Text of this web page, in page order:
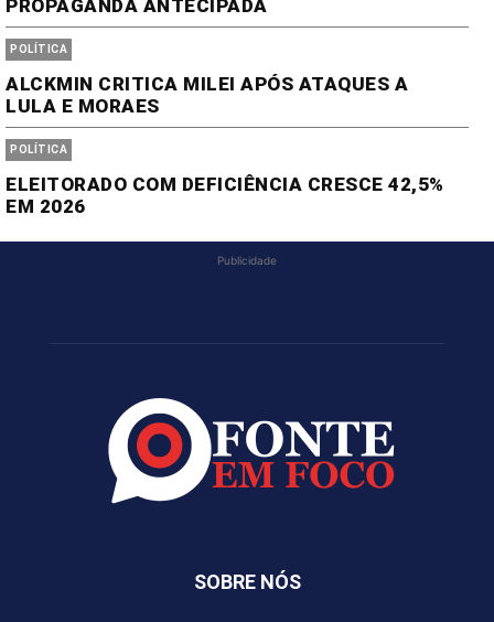
PROPAGANDA ANTECIPADA
POLÍTICA
ALCKMIN CRITICA MILEI APÓS ATAQUES A
LULA E MORAES
POLÍTICA
ELEITORADO COM DEFICIÊNCIA CRESCE 42,5%
EM 2026
Publicidade
SOBRE NÓS